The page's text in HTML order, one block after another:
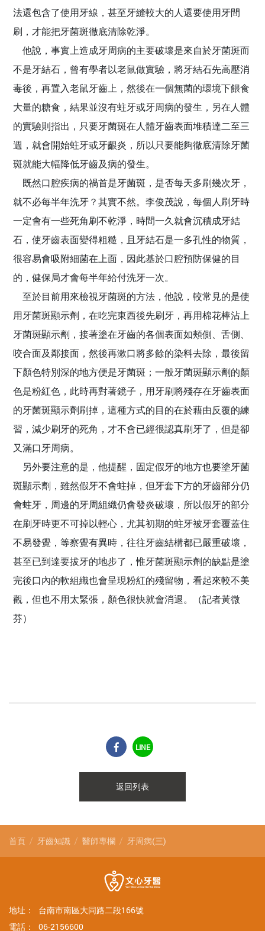
法還包含了使用牙線，甚至牙縫較大的人還要使用牙間
刷，才能把牙菌斑徹底清除乾淨。
他說，事實上造成牙周病的主要破壞是來自於牙菌斑而
不是牙結石，曾有學者以老鼠做實驗，將牙結石先高壓消
毒後，再置入老鼠牙齒上，然後在一個無菌的環境下餵食
大量的糖食，結果並沒有蛀牙或牙周病的發生，另在人體
的實驗則指出，只要牙菌斑在人體牙齒表面堆積達二至三
週，就會開始蛀牙或牙齦炎，所以只要能夠徹底清除牙菌
斑就能大幅降低牙齒及病的發生。
既然口腔疾病的禍首是牙菌斑，是否每天多刷幾次牙，
就不必每半年洗牙？其實不然。李俊茂說，每個人刷牙時
一定會有一些死角刷不乾淨，時間一久就會沉積成牙結
石，使牙齒表面變得粗糙，且牙結石是一多孔性的物質，
很容易會吸附細菌在上面，因此基於口腔預防保健的目
的，健保局才會每半年給付洗牙一次。
至於目前用來檢視牙菌斑的方法，他說，較常見的是使
用牙菌斑顯示劑，在吃完東西後先刷牙，再用棉花棒沾上
牙菌斑顯示劑，接著塗在牙齒的各個表面如頰側、舌側、
咬合面及鄰接面，然後再漱口將多餘的染料去除，最後留
下顏色特別深的地方便是牙菌斑；一般牙菌斑顯示劑的顏
色是粉紅色，此時再對著鏡子，用牙刷將殘存在牙齒表面
的牙菌斑顯示劑刷掉，這種方式的目的在於藉由反覆的練
習，減少刷牙的死角，才不會已經很認真刷牙了，但是卻
又滿口牙周病。
另外要注意的是，他提醒，固定假牙的地方也要塗牙菌
斑顯示劑，雖然假牙不會蛀掉，但牙套下方的牙齒部分仍
會蛀牙，周邊的牙周組織仍會發炎破壞，所以假牙的部分
在刷牙時更不可掉以輕心，尤其初期的蛀牙被牙套覆蓋住
不易發覺，等察覺有異時，往往牙齒結構都已嚴重破壞，
甚至已到達要拔牙的地步了，惟牙菌斑顯示劑的缺點是塗
完後口內的軟組織也會呈現粉紅的殘留物，看起來較不美
觀，但也不用太緊張，顏色很快就會消退。（記者黃微
芬）
LINE
返回列表
首頁 牙齒知識 醫師專欄 牙周病(三)
地址：
台南市南區大同路二段166號
電話：
06-2156600